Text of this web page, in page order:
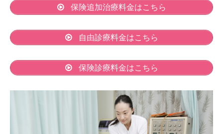
保険追加治療料金はこちら
自由診療料金はこちら
保険診療料金はこちら